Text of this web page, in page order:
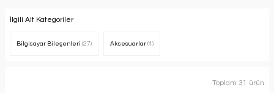
İlgili Alt Kategoriler
Bilgisayar Bileşenleri (27) Aksesuarlar (4)
Toplam 31 ürün